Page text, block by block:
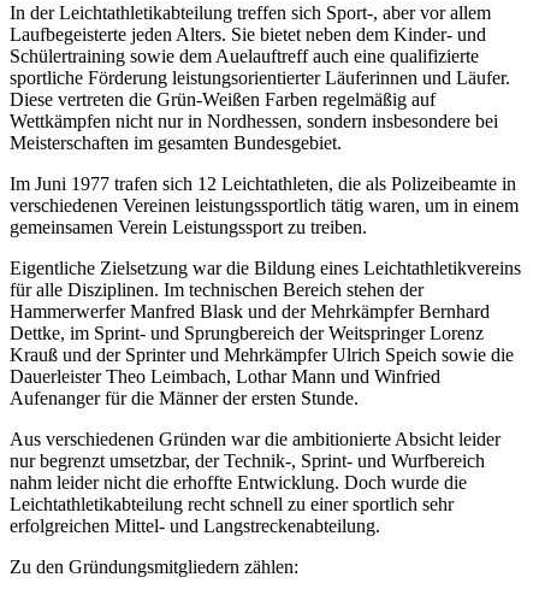
In der Leichtathletikabteilung treffen sich Sport-, aber vor allem
Laufbegeisterte jeden Alters. Sie bietet neben dem Kinder- und
Schülertraining sowie dem Auelauftreff auch eine qualifizierte
sportliche Förderung leistungsorientierter Läuferinnen und Läufer.
Diese vertreten die Grün-Weißen Farben regelmäßig auf
Wettkämpfen nicht nur in Nordhessen, sondern insbesondere bei
Meisterschaften im gesamten Bundesgebiet.
Im Juni 1977 trafen sich 12 Leichtathleten, die als Polizeibeamte in
verschiedenen Vereinen leistungssportlich tätig waren, um in einem
gemeinsamen Verein Leistungssport zu treiben.
Eigentliche Zielsetzung war die Bildung eines Leichtathletikvereins
für alle Disziplinen. Im technischen Bereich stehen der
Hammerwerfer Manfred Blask und der Mehrkämpfer Bernhard
Dettke, im Sprint- und Sprungbereich der Weitspringer Lorenz
Krauß und der Sprinter und Mehrkämpfer Ulrich Speich sowie die
Dauerleister Theo Leimbach, Lothar Mann und Winfried
Aufenanger für die Männer der ersten Stunde.
Aus verschiedenen Gründen war die ambitionierte Absicht leider
nur begrenzt umsetzbar, der Technik-, Sprint- und Wurfbereich
nahm leider nicht die erhoffte Entwicklung. Doch wurde die
Leichtathletikabteilung recht schnell zu einer sportlich sehr
erfolgreichen Mittel- und Langstreckenabteilung.
Zu den Gründungsmitgliedern zählen: